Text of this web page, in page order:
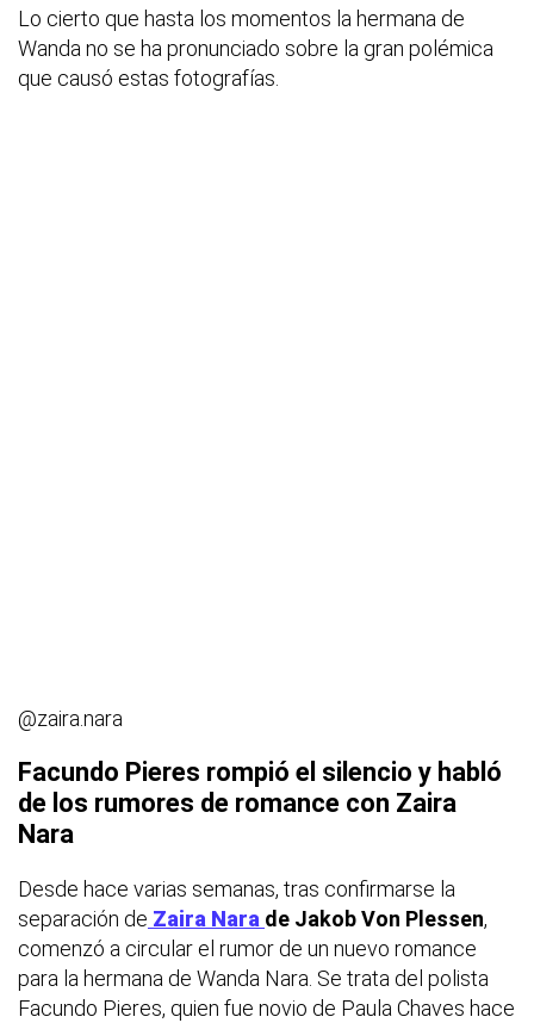
Lo cierto que hasta los momentos la hermana de
Wanda no se ha pronunciado sobre la gran polémica
que causó estas fotografías.
@zaira.nara
Facundo Pieres rompió el silencio y habló
de los rumores de romance con Zaira
Nara
Desde hace varias semanas, tras confirmarse la
separación de Zaira Nara de Jakob Von Plessen,
comenzó a circular el rumor de un nuevo romance
para la hermana de Wanda Nara. Se trata del polista
Facundo Pieres, quien fue novio de Paula Chaves hace